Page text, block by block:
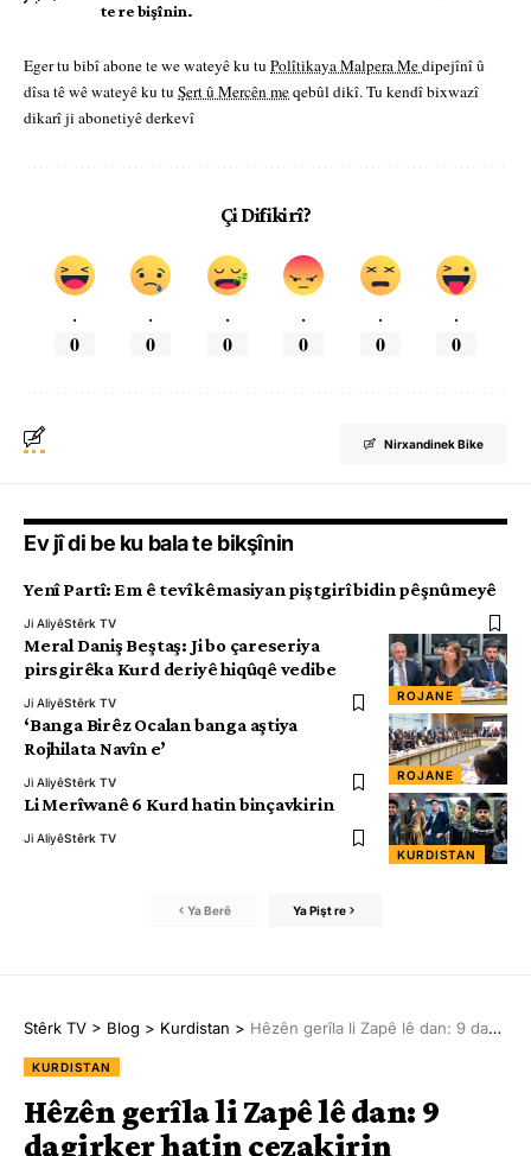
te re bişînin.
Eger tu bibî abone te we wateyê ku tu Polîtikaya Malpera Medipejînî û
dîsa tê wê wateyê ku tu Şert û Mercên meqebûl dikî. Tu kendî bixwazî
dikarî ji abonetiyê derkevî
Çi Difikirî?
.
0
.
0
.
0
.
0
.
0
.
0
Nirxandinek Bike
Ev jî di be ku bala te bikşînin
Yenî Partî: Em ê tevî kêmasiyan piştgirî bidin pêşnûmeyê
Ji AliyêStêrk TV
ROJANE
Meral Daniş Beştaş: Ji bo çareseriya
pirsgirêka Kurd deriyê hiqûqê vedibe
Ji AliyêStêrk TV
ROJANE
‘Banga Birêz Ocalan banga aştiya
Rojhilata Navîn e’
Ji AliyêStêrk TV
KURDISTAN
Li Merîwanê 6 Kurd hatin binçavkirin
Ji AliyêStêrk TV
Ya Berê Ya Pişt re
Stêrk TV > Blog > Kurdistan > Hêzên gerîla li Zapê lê dan: 9 dagirker hatin cezakirin
KURDISTAN
Hêzên gerîla li Zapê lê dan: 9
dagirker hatin cezakirin